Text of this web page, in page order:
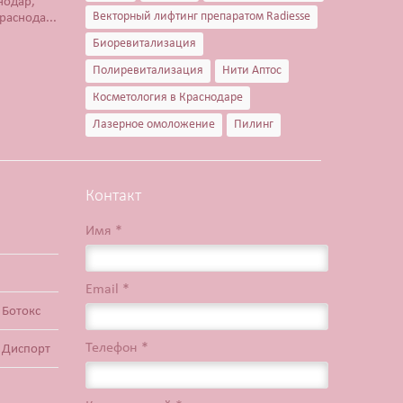
Фев.
ботулотоксин, вводится
тонча...
Читать Далее
Фев.
Векторный лифтинг препаратом Radiesse
Биоревитализация
Полиревитализация
Нити Аптос
Косметология в Краснодаре
Лазерное омоложение
Пилинг
Контакт
Имя *
Email *
Телефон *